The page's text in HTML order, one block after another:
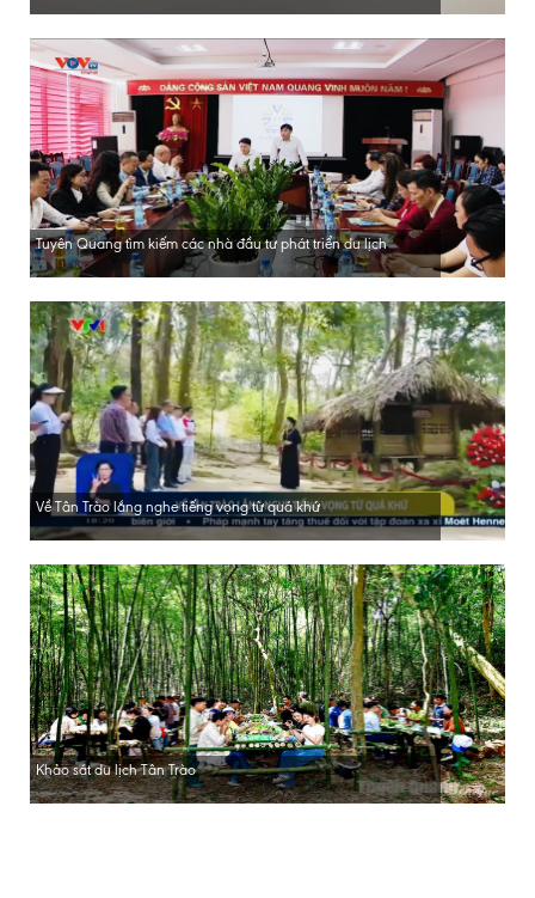
Tuyên Quang tìm kiếm các nhà đầu tư phát triển du lịch
Về Tân Trào lắng nghe tiếng vọng từ quá khứ
Khảo sát du lịch Tân Trào